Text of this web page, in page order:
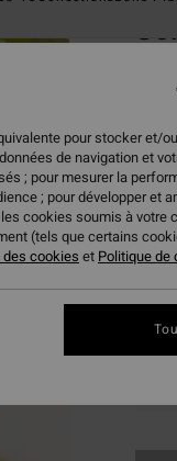
pour stocker et/
de navigation et
; pour mesurer la
; pour développer et
cookies soumis à votre
(tels que certains
cookies et Politique